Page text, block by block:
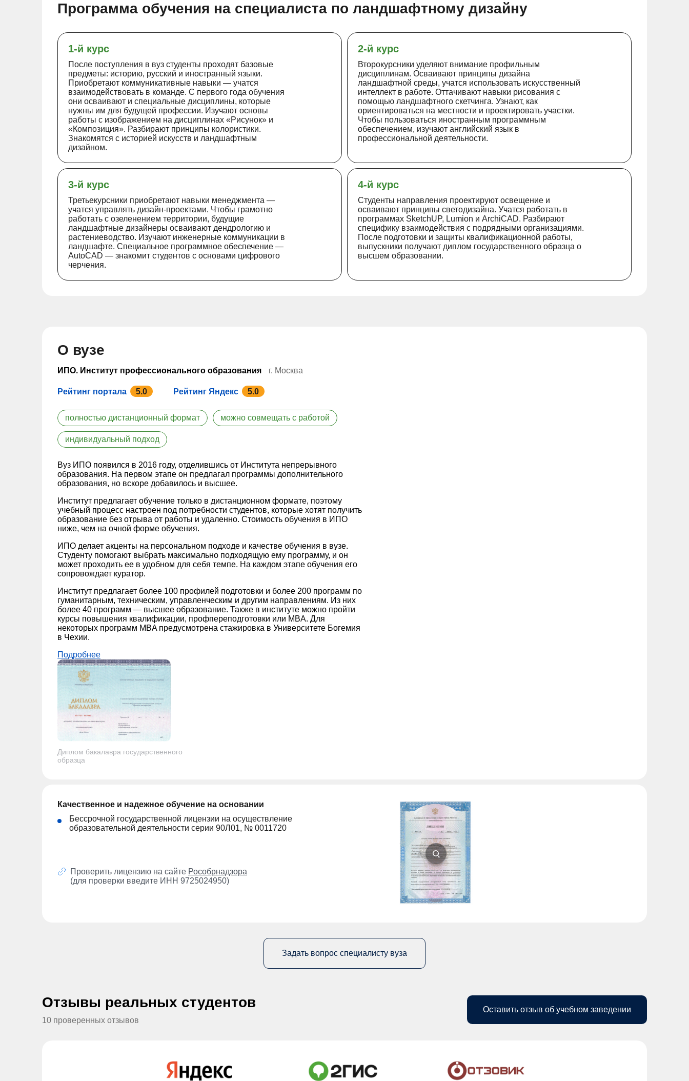
Программа обучения на специалиста по ландшафтному дизайну
1-й курс
После поступления в вуз студенты проходят базовые
предметы: историю, русский и иностранный языки.
Приобретают коммуникативные навыки — учатся
взаимодействовать в команде. С первого года обучения
они осваивают и специальные дисциплины, которые
нужны им для будущей профессии. Изучают основы
работы с изображением на дисциплинах «‎Рисунок»‎ и
«‎Композиция​​»‎. Разбирают принципы колористики.
Знакомятся с историей искусств и ландшафтным
дизайном.
2-й курс
Второкурсники уделяют внимание профильным
дисциплинам. Осваивают принципы дизайна
ландшафтной среды, учатся использовать искусственный
интеллект в работе. Оттачивают навыки рисования с
помощью ландшафтного скетчинга. Узнают, как
ориентироваться на местности и проектировать участки.
Чтобы пользоваться иностранным программным
обеспечением, изучают английский язык в
профессиональной деятельности.
3-й курс
Третьекурсники приобретают навыки менеджмента —
учатся управлять дизайн-проектами. Чтобы грамотно
работать с озеленением территории, будущие
ландшафтные дизайнеры осваивают дендрологию и
растениеводство. Изучают инженерные коммуникации в
ландшафте. Специальное программное обеспечение —
AutoCAD — знакомит студентов с основами цифрового
черчения.
4-й курс
Студенты направления проектируют освещение и
осваивают принципы светодизайна. Учатся работать в
программах SketchUP, Lumion и ArchiCAD. Разбирают
специфику взаимодействия с подрядными организациями.
После подготовки и защиты квалификационной работы,
выпускники получают диплом государственного образца о
высшем образовании.
О вузе
ИПО. Институт профессионального образования г. Москва
Рейтинг портала 5.0 Рейтинг Яндекс 5.0
полностью дистанционный формат можно совмещать с работой
индивидуальный подход
Вуз ИПО появился в 2016 году, отделившись от Института непрерывного
образования. На первом этапе он предлагал программы дополнительного
образования, но вскоре добавилось и высшее.
Институт предлагает обучение только в дистанционном формате, поэтому
учебный процесс настроен под потребности студентов, которые хотят получить
образование без отрыва от работы и удаленно. Стоимость обучения в ИПО
ниже, чем на очной форме обучения.
ИПО делает акценты на персональном подходе и качестве обучения в вузе.
Студенту помогают выбрать максимально подходящую ему программу, и он
может проходить ее в удобном для себя темпе. На каждом этапе обучения его
сопровождает куратор.
Институт предлагает более 100 профилей подготовки и более 200 программ по
гуманитарным, техническим, управленческим и другим направлениям. Из них
более 40 программ — высшее образование. Также в институте можно пройти
курсы повышения квалификации, профпереподготовки или MBA. Для
некоторых программ MBA предусмотрена стажировка в Университете Богемия
в Чехии.
Подробнее
Диплом бакалавра государственного
образца
Качественное и надежное обучение на основании
Бессрочной государственной лицензии на осуществление
образовательной деятельности серии 90Л01, № 0011720
Проверить лицензию на сайте Рособрнадзора
(для проверки введите ИНН 9725024950)
Задать вопрос специалисту вуза
Отзывы реальных студентов
10 проверенных отзывов
Оставить отзыв об учебном заведении